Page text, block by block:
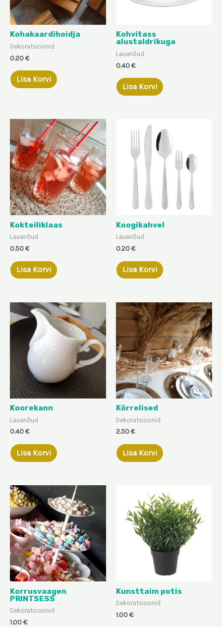
Kohakaardihoidja
Dekoratsioonid
0.20€
Lisa Korvi
Kohvitass
alustaldrikuga
Lauanõud
0.40€
Lisa Korvi
Kokteiliklaas
Lauanõud
0.50€
Lisa Korvi
Koogikahvel
Lauanõud
0.20€
Lisa Korvi
Koorekann
Lauanõud
0.40€
Lisa Korvi
Kõrrelised
Dekoratsioonid
2.50€
Lisa Korvi
Korrusvaagen
PRINTSESS
Dekoratsioonid
1.00€
Kunsttaim potis
Dekoratsioonid
1.00€